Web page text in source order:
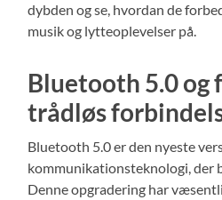
dybden og se, hvordan de
musik og lytteoplevelser på.
Bluetooth 5.0 og
trådløs
Bluetooth 5.0 er den nyeste
kommunikationsteknologi, der
Denne opgradering har